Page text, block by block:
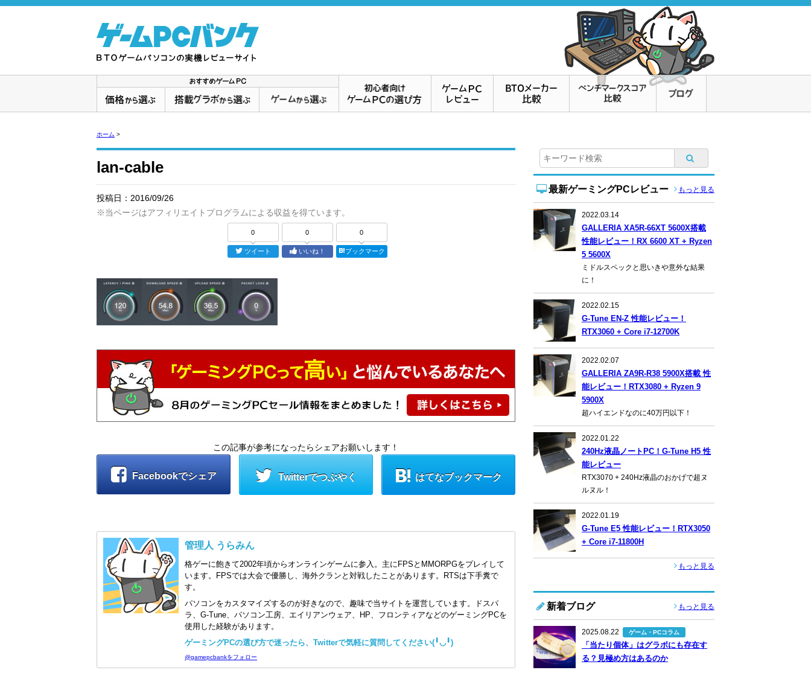
ホーム >
lan-cable
投稿日： 2016/09/26
※当ページはアフィリエイトプログラムによる収益を得ています。
0
ツイート
0
いいね！
0
ブックマーク
この記事が参考になったらシェアお願いします！
Facebookでシェア Twitterでつぶやく はてなブックマーク
管理人 うらみん
格ゲーに飽きて2002年頃からオンラインゲームに参入。主にFPSとMMORPGをプレイして
います。FPSでは大会で優勝し、海外クランと対戦したことがあります。RTSは下手糞で
す。
パソコンをカスタマイズするのが好きなので、趣味で当サイトを運営しています。ドスパ
ラ、G-Tune、パソコン工房、エイリアンウェア、HP、フロンティアなどのゲーミングPCを
使用した経験があります。
ゲーミングPCの選び方で迷ったら、Twitterで気軽に質問してください(╹◡╹)
@gamepcbankをフォロー
最新ゲーミングPCレビュー もっと見る
2022.03.14
GALLERIA XA5R-66XT 5600X搭載
性能レビュー！RX 6600 XT + Ryzen
5 5600X
ミドルスペックと思いきや意外な結果
に！
2022.02.15
G-Tune EN-Z 性能レビュー！
RTX3060 + Core i7-12700K
2022.02.07
GALLERIA ZA9R-R38 5900X搭載 性
能レビュー！RTX3080 + Ryzen 9
5900X
超ハイエンドなのに40万円以下！
2022.01.22
240Hz液晶ノートPC！G-Tune H5 性
能レビュー
RTX3070 + 240Hz液晶のおかげで超ヌ
ルヌル！
2022.01.19
G-Tune E5 性能レビュー！RTX3050
+ Core i7-11800H
もっと見る
新着ブログ もっと見る
2025.08.22 ゲーム・PCコラム
「当たり個体」はグラボにも存在す
る？見極め方はあるのか